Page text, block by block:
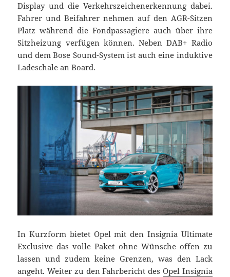
Display und die Verkehrszeichenerkennung dabei.
Fahrer und Beifahrer nehmen auf den AGR-Sitzen
Platz während die Fondpassagiere auch über ihre
Sitzheizung verfügen können. Neben DAB+ Radio
und dem Bose Sound-System ist auch eine induktive
Ladeschale an Board.
In Kurzform bietet Opel mit den Insignia Ultimate
Exclusive das volle Paket ohne Wünsche offen zu
lassen und zudem keine Grenzen, was den Lack
angeht. Weiter zu den Fahrbericht des Opel Insignia